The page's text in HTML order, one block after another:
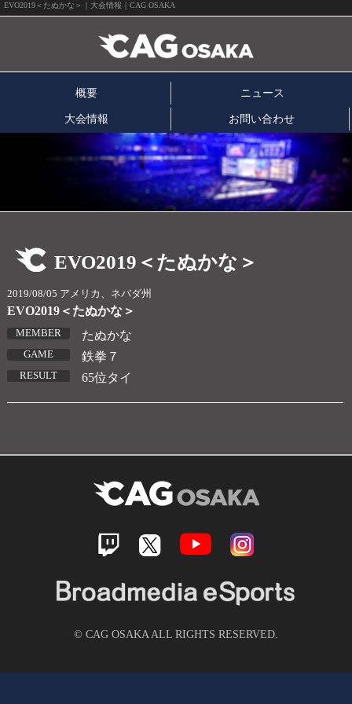
EVO2019＜たぬかな＞｜大会情報｜CAG OSAKA
概要 ニュース
大会情報 お問い合わせ
EVO2019＜たぬかな＞
2019/08/05 アメリカ、ネバダ州
EVO2019＜たぬかな＞
MEMBER たぬかな
GAME 鉄拳７
RESULT 65位タイ
© CAG OSAKA ALL RIGHTS RESERVED.